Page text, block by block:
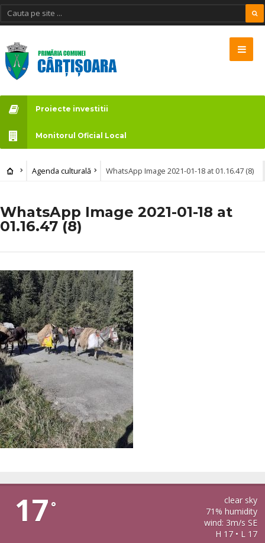
Proiecte investitii
Monitorul Oficial Local
Agenda culturală WhatsApp Image 2021-01-18 at 01.16.47 (8)
WhatsApp Image 2021-01-18 at
01.16.47 (8)
17 °
clear sky
71% humidity
wind: 3m/s SE
H 17 • L 17